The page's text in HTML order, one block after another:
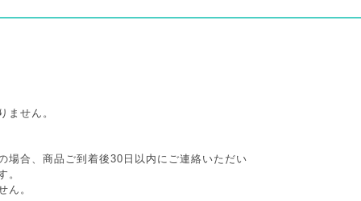
ません。
場合、商品ご到着後30日以内にご連絡いただい
。
ん。